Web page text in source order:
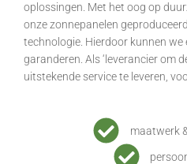
oplossingen. Met het oog op
onze zonnepanelen
technologie. Hierdoor kunnen
garanderen. Als ‘leverancier om
uitstekende service te leveren,
maatwerk